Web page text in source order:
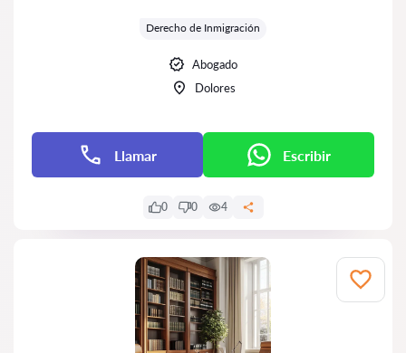
Derecho de Inmigración
Abogado
Dolores
Llamar Escribir
0 0 4